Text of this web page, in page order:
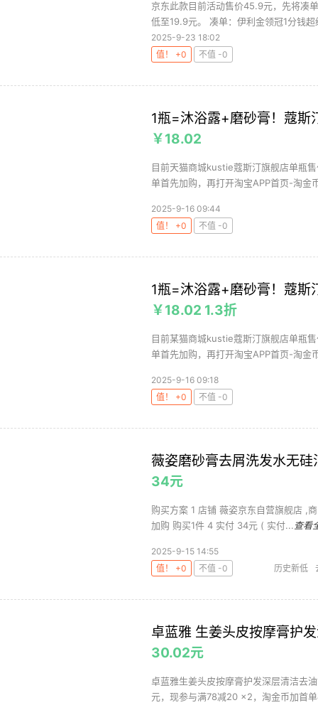
京东此款目前活动售价45.9元，先将凑
低至19.9元。 凑单：伊利金领冠1分钱
2025-9-23 18:02
值！ +0
不值 -0
1瓶=沐浴露+磨砂膏！蔻
￥18.02
目前天猫商城kustie蔻斯汀旗舰店单瓶
单首先加购，再打开淘宝APP首页-淘金
2025-9-16 09:44
值！ +0
不值 -0
1瓶=沐浴露+磨砂膏！蔻
￥18.02 1.3折
目前某猫商城kustie蔻斯汀旗舰店单瓶
单首先加购，再打开淘宝APP首页-淘金
2025-9-16 09:18
值！ +0
不值 -0
薇姿磨砂膏去屑洗发水无
34元
购买方案 1 店铺 薇姿京东自营旗舰店 ,
加购 购买1件 4 实付 34元 ( 实付... 查看
2025-9-15 14:55
值！ +0
不值 -0 历史新低
卓蓝雅 生姜头皮按摩膏护
30.02元
卓蓝雅生姜头皮按摩膏护发深层清洁去
元，现参与满78减20 ×2，淘金币加首